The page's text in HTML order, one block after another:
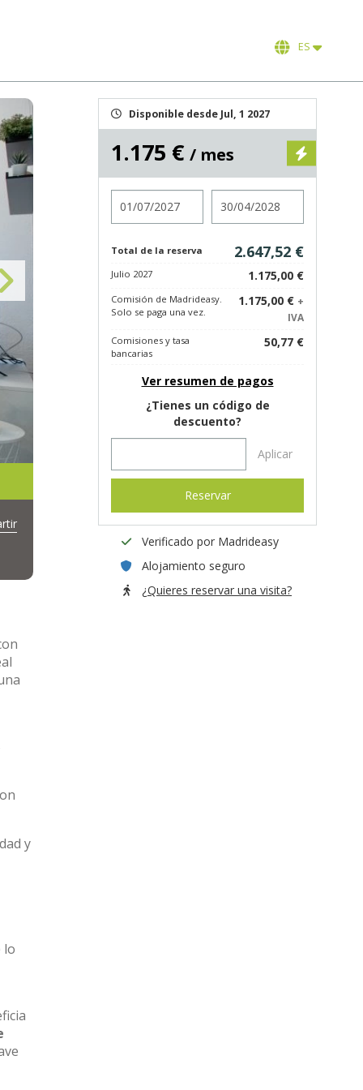
ES
y
lo
Disponible desde Jul, 1 2027
1.175 € / mes
Total de la reserva 2.647,52 €
Julio 2027 1.175,00 €
Comisión de Madrideasy.
Solo se paga una vez.
1.175,00 € +
IVA
Comisiones y tasa
bancarias
50,77 €
Ver resumen de pagos
¿Tienes un código de
descuento?
Aplicar
Reservar
Verificado por Madrideasy
Alojamiento seguro
¿Quieres reservar una visita?